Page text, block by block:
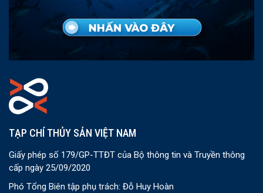
TẠP CHÍ THỦY SẢN VIỆT NAM
Giấy phép số 179/GP-TTĐT của Bộ thông tin và Truyền thông
cấp ngày 25/09/2020
Phó Tổng Biên tập phụ trách: Đỗ Huy Hoàn